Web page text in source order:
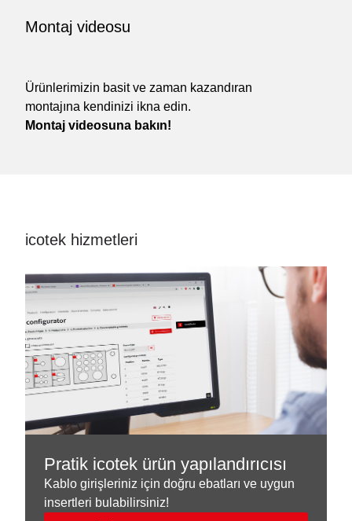
Montaj videosu
Ürünlerimizin basit ve zaman kazandıran
montajına kendinizi ikna edin.
Montaj videosuna bakın!
icotek hizmetleri
Pratik icotek ürün yapılandırıcısı
Kablo girişleriniz için doğru ebatları ve uygun
insertleri bulabilirsiniz!